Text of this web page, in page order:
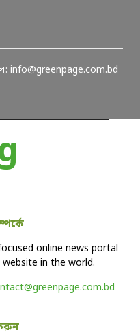
info@greenpage.com.bd
online news portal
in the world.